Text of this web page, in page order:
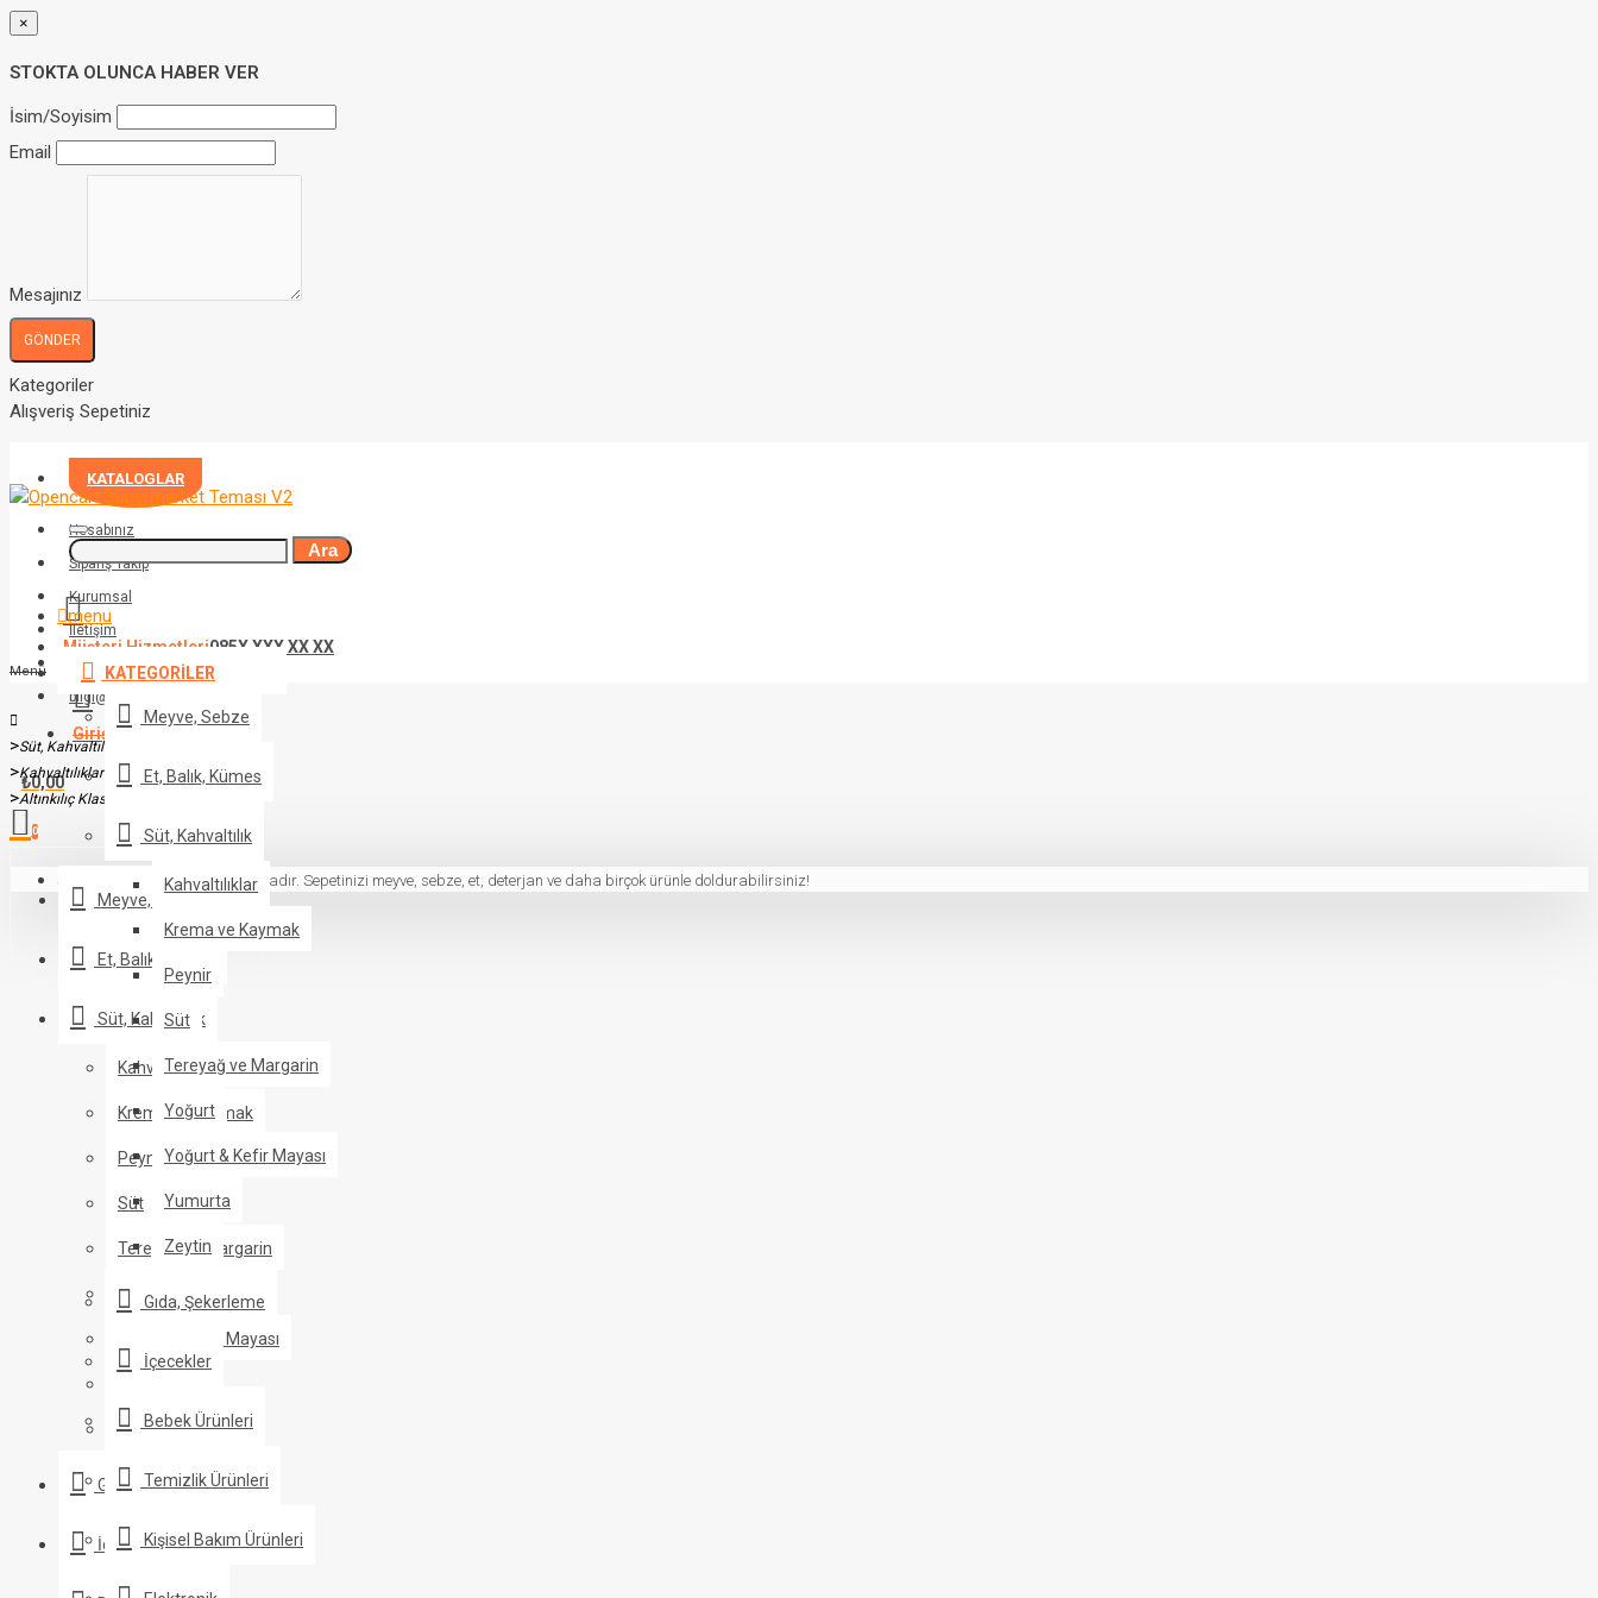
×
STOKTA OLUNCA HABER VER
İsim/Soyisim
Email
Mesajınız
GÖNDER
Kategoriler
Alışveriş Sepetiniz
KATALOGLAR
Hesabınız
Sipariş Takip
Kurumsal
İletişim
08XX XXX XX XX
bilgi@siteadresiniz.com
Ara
Müşteri Hizmetleri085X XXX XX XX
Giriş Yap
₺0,00
0
Sepetinizde ürün bulunmamaktadır. Sepetinizi meyve, sebze, et, deterjan ve daha birçok ürünle doldurabilirsiniz!
menu
KATEGORILER
Meyve, Sebze
Et, Balık, Kümes
Süt, Kahvaltılık
Kahvaltılıklar
Krema ve Kaymak
Peynir
Süt
Tereyağ ve Margarin
Yoğurt
Yoğurt & Kefir Mayası
Yumurta
Zeytin
Gıda, Şekerleme
İçecekler
Bebek Ürünleri
Temizlik Ürünleri
Kişisel Bakım Ürünleri
Menü
Süt, Kahvaltılık
Kahvaltılıklar
Altınkılıç Klasik İnek Peyniri Kg
Meyve, Sebze
Et, Balık, Kümes
Süt, Kahvaltılık
Kahvaltılıklar
Krema ve Kaymak
Peynir
Süt
Tereyağ ve Margarin
Yoğurt
Yoğurt & Kefir Mayası
Zeytin
Gıda, Şekerleme
İçecekler